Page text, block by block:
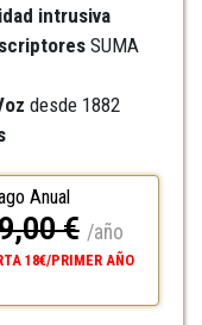
intrusiva
SUMA
desde 1882
Anual
€ /año
18€/PRIMER AÑO